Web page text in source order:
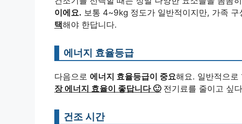
이에요. 보통 4~9kg 정도가 일반적이지만, 가족
택해야 한답니다.
에너지 효율등급
다음으로 에너지 효율등급이 중요해요. 일반적으로
장 에너지 효율이 좋답니다 🙂전기료를 줄이고 싶
건조 시간